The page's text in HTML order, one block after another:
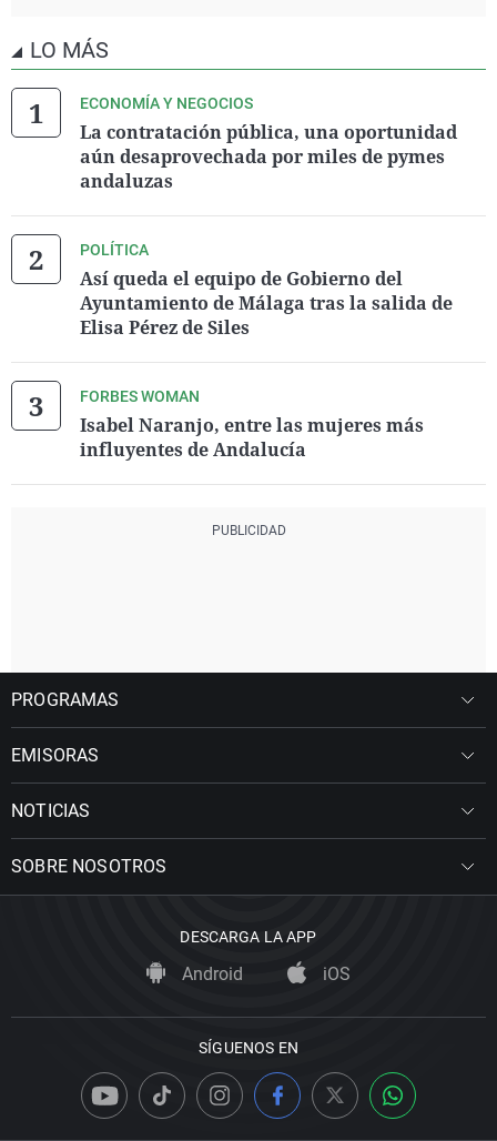
LO MÁS
ECONOMÍA Y NEGOCIOS
La contratación pública, una oportunidad
aún desaprovechada por miles de pymes
andaluzas
POLÍTICA
Así queda el equipo de Gobierno del
Ayuntamiento de Málaga tras la salida de
Elisa Pérez de Siles
FORBES WOMAN
Isabel Naranjo, entre las mujeres más
influyentes de Andalucía
PROGRAMAS
EMISORAS
NOTICIAS
SOBRE NOSOTROS
DESCARGA LA APP
Android iOS
SÍGUENOS EN